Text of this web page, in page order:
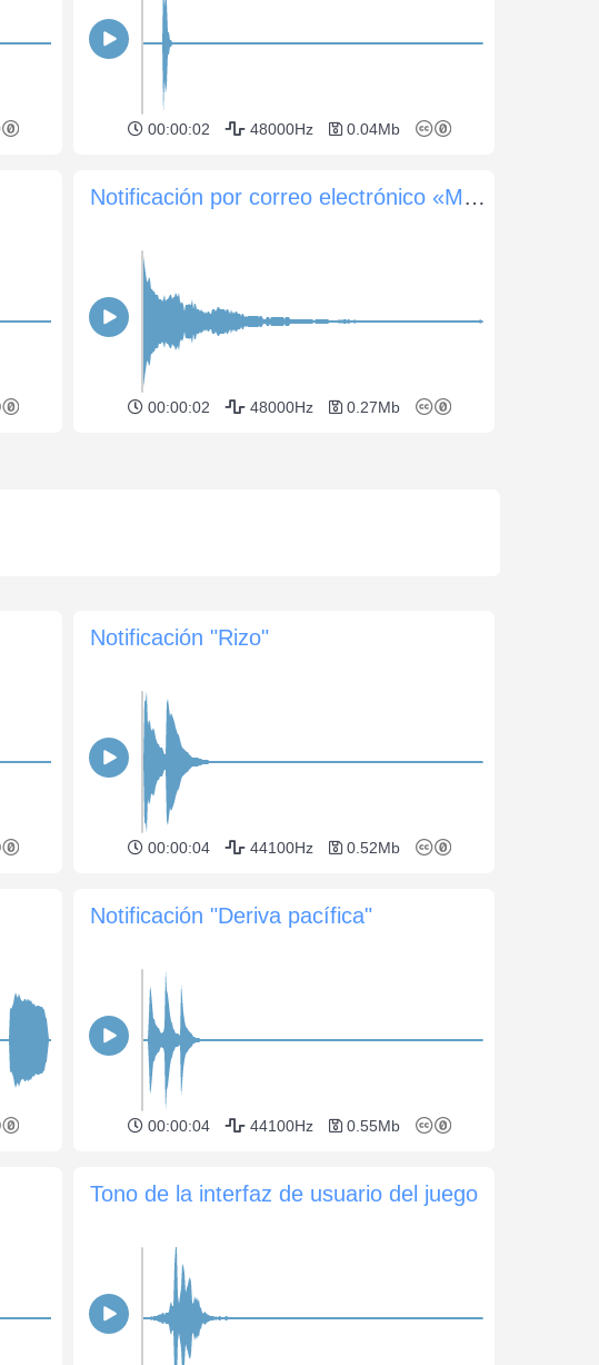
00:00:02 48000Hz 0.04Mb
Notificación por correo electrónico «Mensaje Ping»
00:00:02 48000Hz 0.27Mb
Notificación "Rizo"
00:00:04 44100Hz 0.52Mb
Notificación "Deriva pacífica"
00:00:04 44100Hz 0.55Mb
Tono de la interfaz de usuario del juego